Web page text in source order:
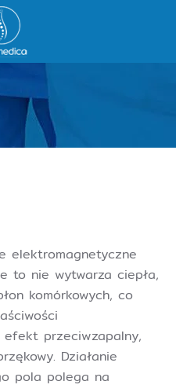
elektromagnetyczne
to nie wytwarza ciepła,
komórkowych, co
efekt przeciwzapalny,
Działanie
pola polega na